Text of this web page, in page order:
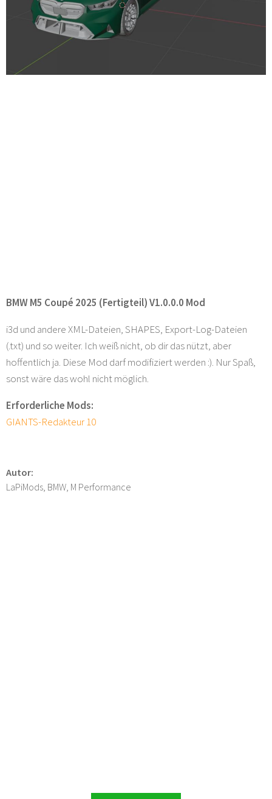
BMW M5 Coupé 2025 (Fertigteil) V1.0.0.0 Mod
i3d und andere XML-Dateien, SHAPES, Export-Log-Dateien
(.txt) und so weiter. Ich weiß nicht, ob dir das nützt, aber
hoffentlich ja. Diese Mod darf modifiziert werden :). Nur Spaß,
sonst wäre das wohl nicht möglich.
Erforderliche Mods:
GIANTS-Redakteur 10
Autor:
LaPiMods, BMW, M Performance